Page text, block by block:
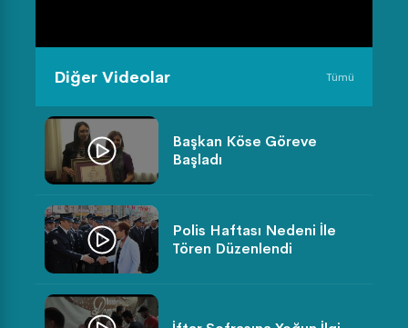
Diğer Videolar Tümü
Başkan Köse Göreve
Başladı
Polis Haftası Nedeni İle
Tören Düzenlendi